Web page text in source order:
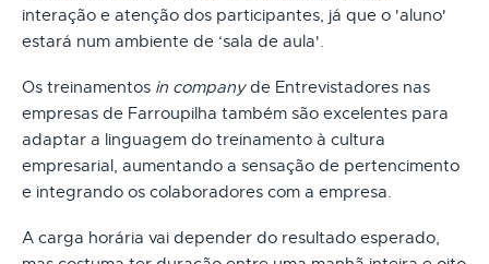
interação e atenção dos participantes, já que o 'aluno'
estará num ambiente de ‘sala de aula'.
Os treinamentos in companyde Entrevistadores nas
empresas de Farroupilha também são excelentes para
adaptar a linguagem do treinamento à cultura
empresarial, aumentando a sensação de pertencimento
e integrando os colaboradores com a empresa.
A carga horária vai depender do resultado esperado,